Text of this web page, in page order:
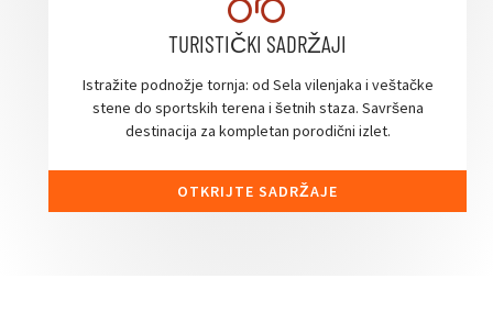
TURISTIČKI SADRŽAJI
Istražite podnožje tornja: od Sela vilenjaka i veštačke
stene do sportskih terena i šetnih staza. Savršena
destinacija za kompletan porodični izlet.
OTKRIJTE SADRŽAJE